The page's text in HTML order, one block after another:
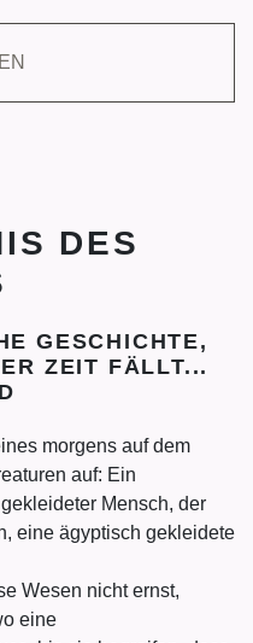
DES
GESCHICHTE,
ZEIT FÄLLT...
morgens auf dem
auf: Ein
Mensch, der
eine ägyptisch gekleidete
Wesen nicht ernst,
eine